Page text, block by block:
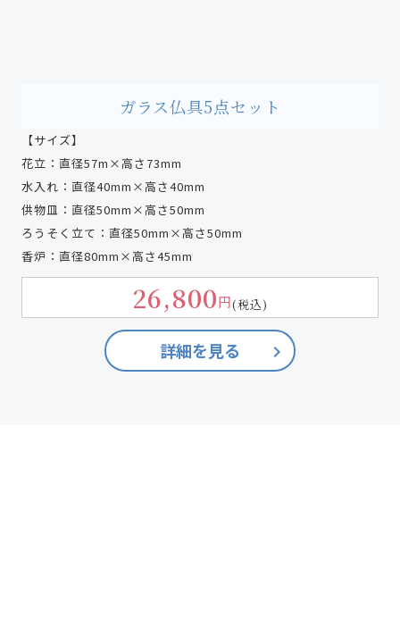
ガラス仏具5点セット
【サイズ】
花立：直径57m×高さ73mm
水入れ：直径40mm×高さ40mm
供物皿：直径50mm×高さ50mm
ろうそく立て：直径50mm×高さ50mm
香炉：直径80mm×高さ45mm
26,800円(税込)
詳細を見る keyboard_arrow_right